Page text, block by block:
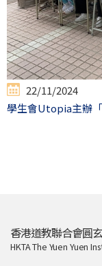
22/11/2024
學生會Utopia主辦「
香港道教聯合會圓
HKTA The Yuen Yuen